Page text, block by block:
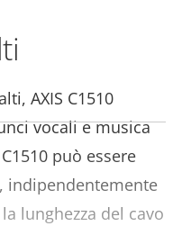
AXIS C1510
vocali e musica
può essere
indipendentemente
lunghezza del cavo